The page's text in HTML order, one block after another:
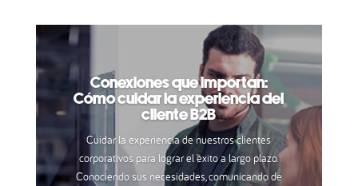
Conexiones que importan:
Cómo cuidar la experiencia del
cliente B2B
Cuidar la experiencia de nuestros clientes
corporativos para lograr el éxito a largo plazo.
Conociendo sus necesidades, comunicando de